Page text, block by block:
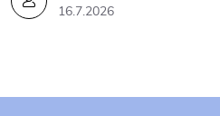
16.7.2026